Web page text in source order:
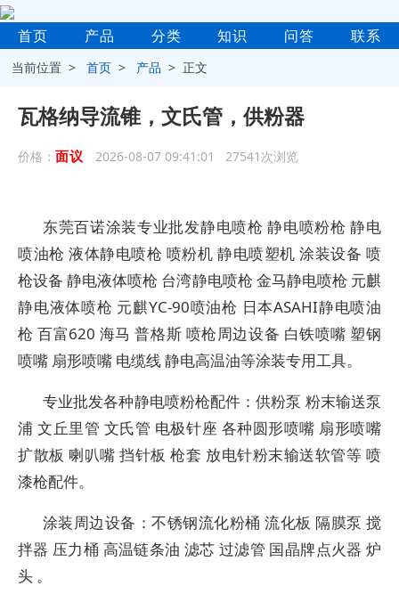
首页 产品 分类 知识 问答 联系
当前位置 >首页 > 产品 > 正文
瓦格纳导流锥，文氏管，供粉器
价格： 面议 2026-08-07 09:41:01 27541次浏览
东莞百诺涂装专业批发静电喷枪 静电喷粉枪 静电
喷油枪 液体静电喷枪 喷粉机 静电喷塑机 涂装设备 喷
枪设备 静电液体喷枪 台湾静电喷枪 金马静电喷枪 元麒
静电液体喷枪 元麒YC-90喷油枪 日本ASAHI静电喷油
枪 百富620 海马 普格斯 喷枪周边设备 白铁喷嘴 塑钢
喷嘴 扇形喷嘴 电缆线 静电高温油等涂装专用工具。
专业批发各种静电喷粉枪配件：供粉泵 粉末输送泵
浦 文丘里管 文氏管 电极针座 各种圆形喷嘴 扇形喷嘴
扩散板 喇叭嘴 挡针板 枪套 放电针粉末输送软管等 喷
漆枪配件。
涂装周边设备：不锈钢流化粉桶 流化板 隔膜泵 搅
拌器 压力桶 高温链条油 滤芯 过滤管 国晶牌点火器 炉
头 。